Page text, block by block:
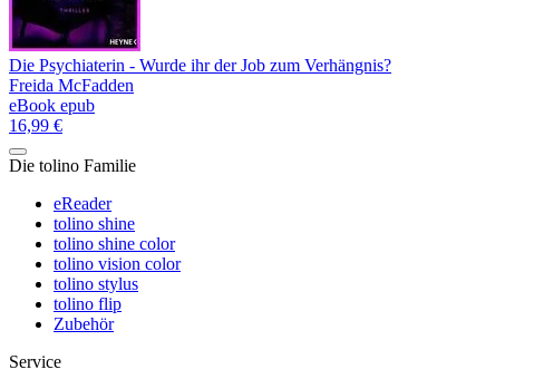
Die Psychiaterin - Wurde ihr der Job zum Verhängnis?
Freida McFadden
eBook epub
16,99 €
Die tolino Familie
eReader
tolino shine
tolino shine color
tolino vision color
tolino stylus
tolino flip
Zubehör
Service